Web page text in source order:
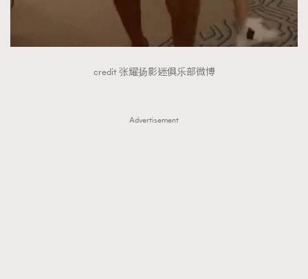
credit 张耀扬影迷俱乐部微博
Advertisement